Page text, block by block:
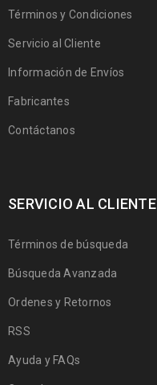
Términos y Condiciones
Servicio al Cliente
Información de Envíos
Fabricantes
Contáctanos
SERVICIO AL CLIENTE
Términos de búsqueda
Búsqueda Avanzada
Ordenes y Retornos
RSS
Ayuda y FAQs